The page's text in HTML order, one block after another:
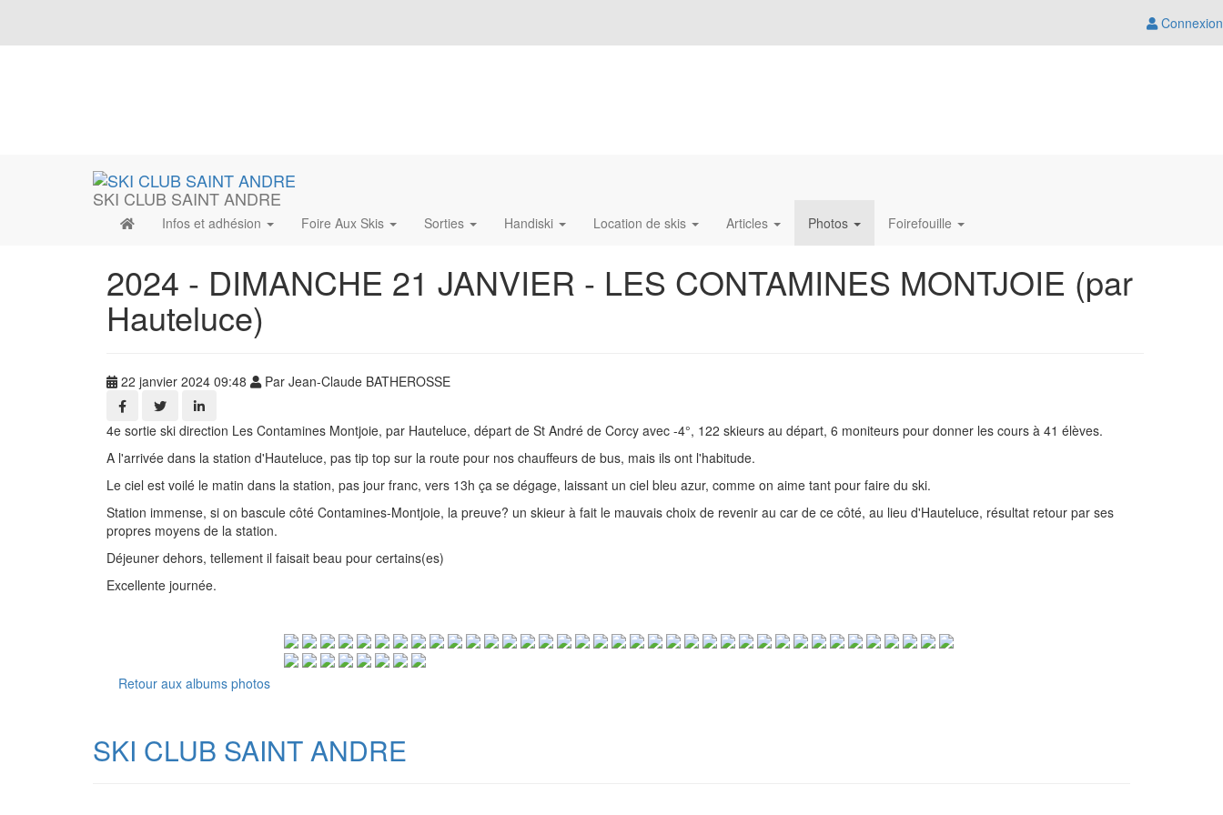
Connexion
SKI CLUB SAINT ANDRE
Infos et adhésion Foire Aux Skis Sorties Handiski Location de skis Articles Photos Foirefouille
2024 - DIMANCHE 21 JANVIER - LES CONTAMINES MONTJOIE (par
Hauteluce)
22 janvier 2024 09:48 Par Jean-Claude BATHEROSSE
4e sortie ski direction Les Contamines Montjoie, par Hauteluce, départ de St André de Corcy avec -4°, 122 skieurs au départ, 6 moniteurs pour donner les cours à 41 élèves.
A l'arrivée dans la station d'Hauteluce, pas tip top sur la route pour nos chauffeurs de bus, mais ils ont l'habitude.
Le ciel est voilé le matin dans la station, pas jour franc, vers 13h ça se dégage, laissant un ciel bleu azur, comme on aime tant pour faire du ski.
Station immense, si on bascule côté Contamines-Montjoie, la preuve? un skieur à fait le mauvais choix de revenir au car de ce côté, au lieu d'Hauteluce, résultat retour par ses
propres moyens de la station.
Déjeuner dehors, tellement il faisait beau pour certains(es)
Excellente journée.
Retour aux albums photos
SKI CLUB SAINT ANDRE